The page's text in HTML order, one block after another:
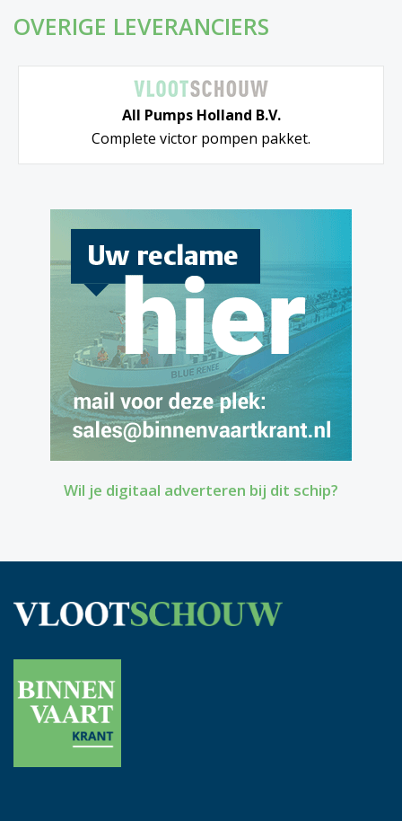
OVERIGE LEVERANCIERS
All Pumps Holland B.V.
Complete victor pompen pakket.
Wil je digitaal adverteren bij dit schip?